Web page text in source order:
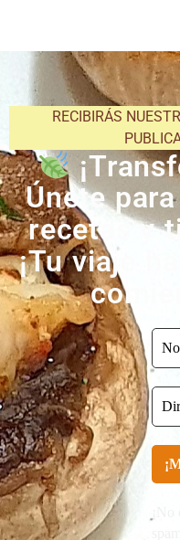
RECIBIRÁS
Únete
recetas y
¡Tu viaje